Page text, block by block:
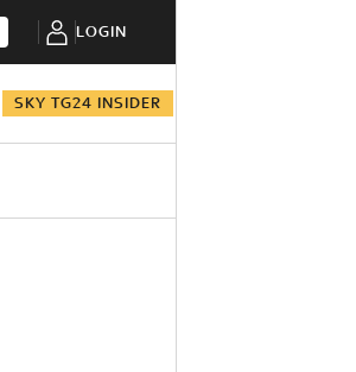
LOGIN
SKY TG24 INSIDER